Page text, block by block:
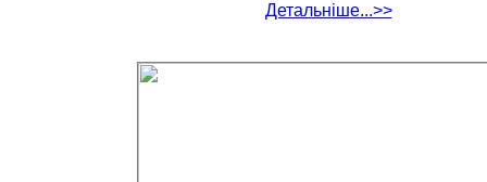
Детальніше...>>